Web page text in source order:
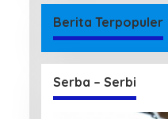
Berita Terpopuler
Serba – Serbi